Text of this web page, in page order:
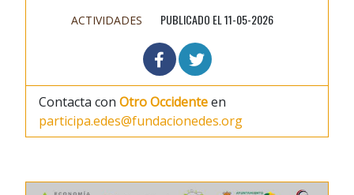
ACTIVIDADES PUBLICADO EL 11-05-2026
Contacta con Otro Occidenteen
participa.edes@fundacionedes.org